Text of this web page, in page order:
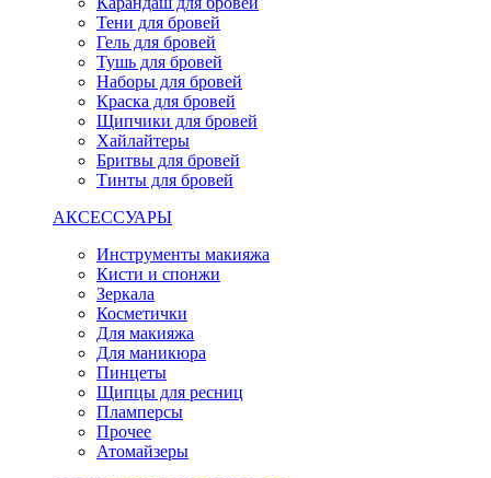
Тени для бровей
Гель для бровей
Тушь для бровей
Наборы для бровей
Краска для бровей
Щипчики для бровей
Хайлайтеры
Бритвы для бровей
Тинты для бровей
АКСЕССУАРЫ
Инструменты макияжа
Кисти и спонжи
Зеркала
Косметички
Для макияжа
Для маникюра
Пинцеты
Щипцы для ресниц
Пламперсы
Прочее
Атомайзеры